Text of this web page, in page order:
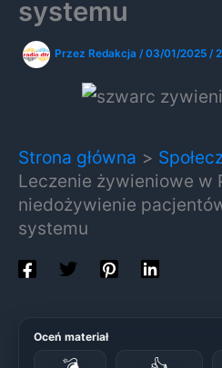
systemu
Przez Redakcja /03/01/2025 /
Strona główna
Leczenie żywieniowe w
niedożywienie
systemu
Oceń materiał